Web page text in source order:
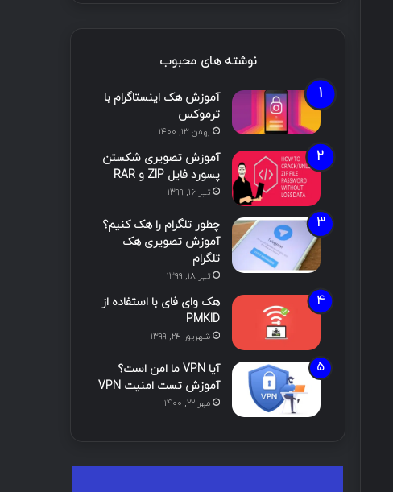
نوشته های محبوب
آموزش هک اینستاگرام با
ترموکس
بهمن ۱۳, ۱۴۰۰
آموزش تصویری شکستن
پسورد فایل ZIP و RAR
تیر ۱۶, ۱۳۹۹
چطور تلگرام را هک کنیم؟
آموزش تصویری هک
تلگرام
تیر ۱۸, ۱۳۹۹
هک وای فای با استفاده از
PMKID
شهریور ۲۴, ۱۳۹۹
آیا VPN ما امن است؟
آموزش تست امنیت VPN
مهر ۲۲, ۱۴۰۰